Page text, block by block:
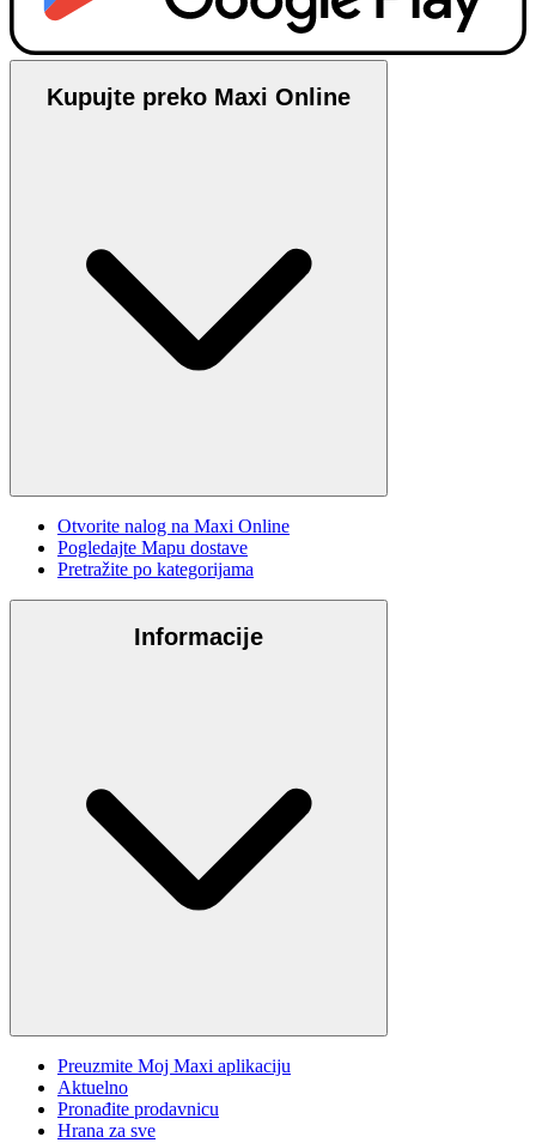
Kupujte preko Maxi Online
Otvorite nalog na Maxi Online
Pogledajte Mapu dostave
Pretražite po kategorijama
Informacije
Preuzmite Moj Maxi aplikaciju
Aktuelno
Pronađite prodavnicu
Hrana za sve